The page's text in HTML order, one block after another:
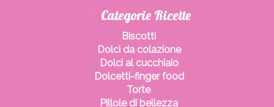
Categorie Ricette
Biscotti
Dolci da colazione
Dolci al cucchiaio
Dolcetti-finger food
Torte
Pillole di bellezza